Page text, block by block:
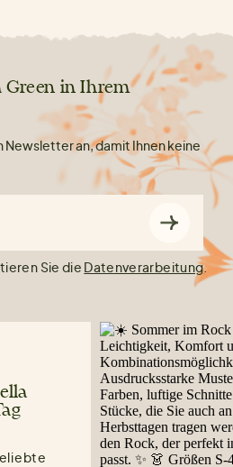
Green in Ihrem
Newsletter an, damit Ihnen keine
Sie die Datenverarbeitung.